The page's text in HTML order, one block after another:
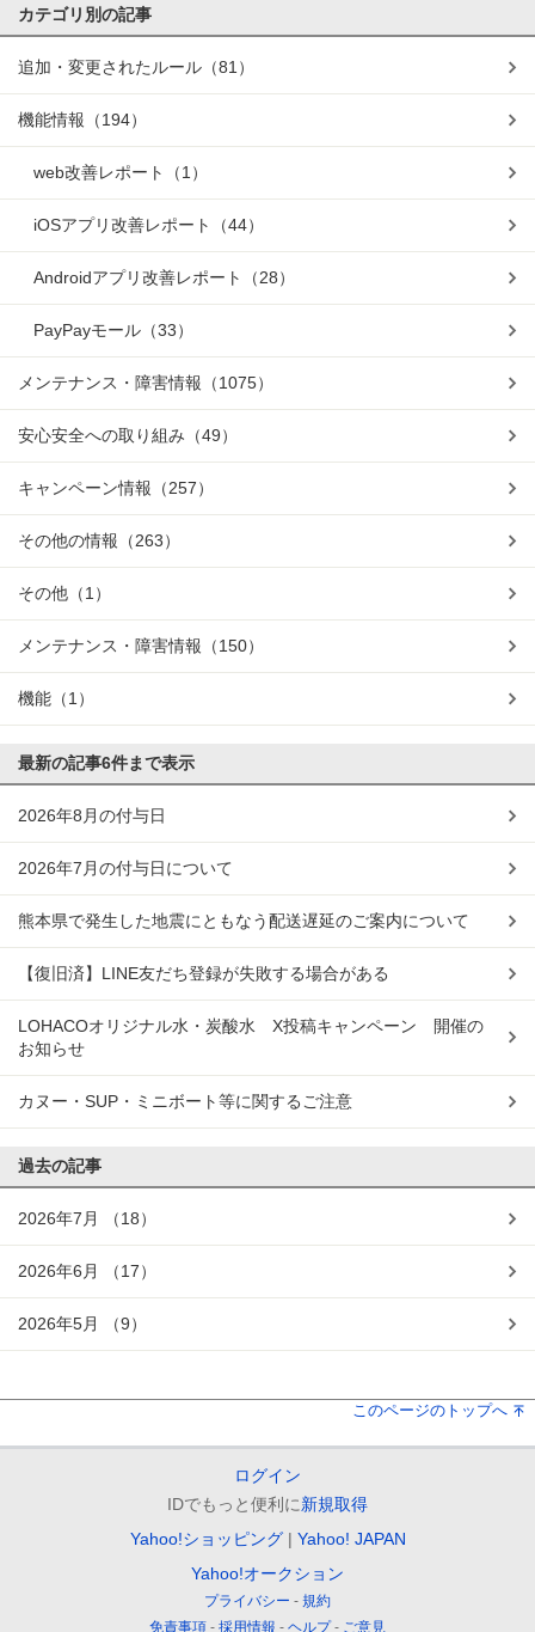
カテゴリ別の記事
追加・変更されたルール （81）
機能情報 （194）
web改善レポート （1）
iOSアプリ改善レポート （44）
Androidアプリ改善レポート （28）
PayPayモール （33）
メンテナンス・障害情報 （1075）
安心安全への取り組み （49）
キャンペーン情報 （257）
その他の情報 （263）
その他 （1）
メンテナンス・障害情報 （150）
機能 （1）
最新の記事6件まで表示
2026年8月の付与日
2026年7月の付与日について
熊本県で発生した地震にともなう配送遅延のご案内について
【復旧済】LINE友だち登録が失敗する場合がある
LOHACOオリジナル水・炭酸水 X投稿キャンペーン 開催の
お知らせ
カヌー・SUP・ミニボート等に関するご注意
過去の記事
2026年7月 （18）
2026年6月 （17）
2026年5月 （9）
このページのトップへ
ログイン
IDでもっと便利に新規取得
Yahoo!ショッピング
Yahoo! JAPAN
Yahoo!オークション
プライバシー
規約
免責事項
採用情報 ヘルプ ご意見